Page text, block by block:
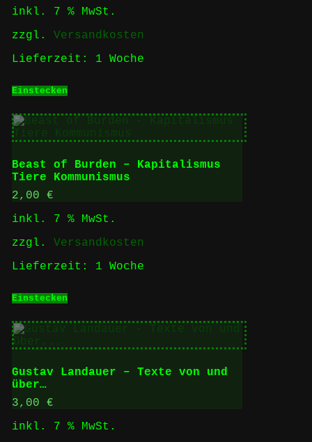
inkl. 7 % MwSt.
zzgl. Versandkosten
Lieferzeit: 1 Woche
Einstecken
Beast of Burden – Kapitalismus
Tiere Kommunismus
2,00 €
inkl. 7 % MwSt.
zzgl. Versandkosten
Lieferzeit: 1 Woche
Einstecken
Gustav Landauer – Texte von und
über…
3,00 €
inkl. 7 % MwSt.